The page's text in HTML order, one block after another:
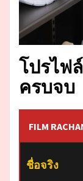
โปรไฟ
ครบจบ
FILM
ชื่อจริง